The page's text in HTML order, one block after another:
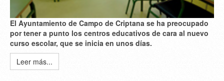
El Ayuntamiento de Campo de Criptana se ha preocupado
por tener a punto los centros educativos de cara al nuevo
curso escolar, que se inicia en unos días.
Leer más...